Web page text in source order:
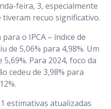
feira, 3, especialmente
recuo significativo.
o IPCA – índice de
de 5,06% para 4,98%. Um
Para 2024, foco da
cedeu de 3,98% para
estimativas atualizadas